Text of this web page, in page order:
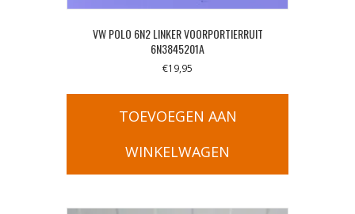
VW POLO 6N2 LINKER VOORPORTIERRUIT
6N3845201A
€19,95
TOEVOEGEN AAN
WINKELWAGEN